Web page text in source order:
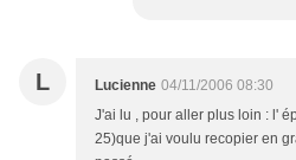
L Lucienne 04/11/2006 08:30
J'ai lu , pour aller plus loin : l'
25)que j'ai voulu recopier en